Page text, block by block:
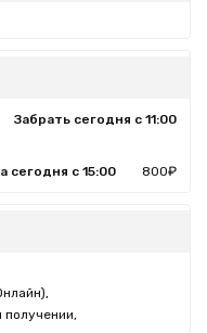
Забрать сегодня с 11:00
сегодня с 15:00 800₽
получении,